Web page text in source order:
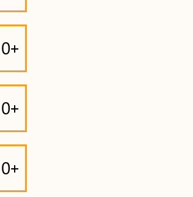
0+
0+
0+